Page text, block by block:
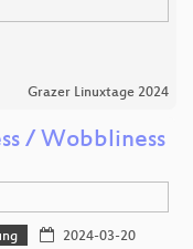
Grazer Linuxtage 2024
/ Wobbliness
2024-03-20